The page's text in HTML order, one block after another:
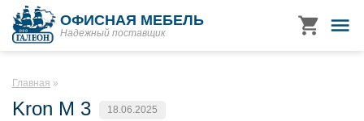
ОФИСНАЯ МЕБЕЛЬ
Надежный поставщик
Главная
Kron M 3 18.06.2025